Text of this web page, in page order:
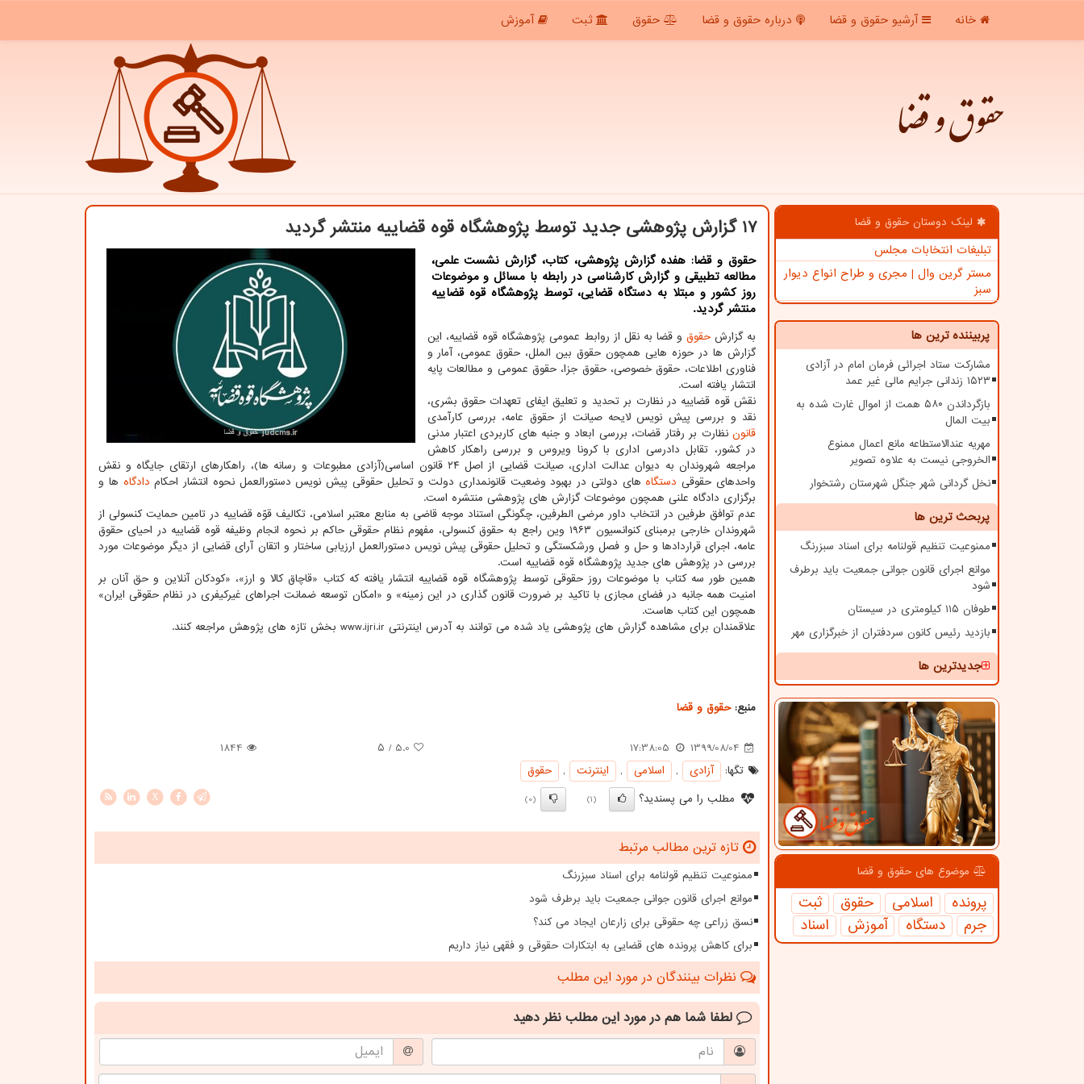
خانه آرشیو حقوق و قضا درباره حقوق و قضا حقوق ثبت آموزش
حقوق و قضا
لینک دوستان حقوق و قضا
تبلیغات انتخابات مجلس
مستر گرین وال | مجری و طراح انواع دیوار
سبز
پربیننده ترین ها
مشارکت ستاد اجرائی فرمان امام در آزادی
۱۵۲۳ زندانی جرایم مالی غیر عمد
بازگرداندن ۵۸۰ همت از اموال غارت شده به
بیت المال
مهریه عندالاستطاعه مانع اعمال ممنوع
الخروجی نیست به علاوه تصویر
نخل گردانی شهر جنگل شهرستان رشتخوار
پربحث ترین ها
ممنوعیت تنظیم قولنامه برای اسناد سبزرنگ
موانع اجرای قانون جوانی جمعیت باید برطرف
شود
طوفان ۱۱۵ کیلومتری در سیستان
بازدید رئیس کانون سردفتران از خبرگزاری مهر
جدیدترین ها
موضوع های حقوق و قضا
پرونده اسلامی حقوق
ثبت
جرم
دستگاه آموزش اسناد
17 گزارش پژوهشی جدید توسط پژوهشگاه قوه قضاییه منتشر گردید
حقوق و قضا: هفده گزارش پژوهشی، كتاب، گزارش نشست علمی،
مطالعه تطبیقی و گزارش كارشناسی در رابطه با مسائل و موضوعات
روز كشور و مبتلا به دستگاه قضایی، توسط پژوهشگاه قوه قضاییه
منتشر گردید.
به گزارشحقوق و قضا به نقل از روابط عمومی پژوهشگاه قوه قضاییه، این
گزارش ها در حوزه هایی همچون حقوق بین الملل، حقوق عمومی، آمار و
فناوری اطلاعات، حقوق خصوصی، حقوق جزا، حقوق عمومی و مطالعات پایه
انتشار یافته است.
نقش قوه قضاییه در نظارت بر تحدید و تعلیق ایفای تعهدات حقوق بشری،
نقد و بررسی پیش نویس لایحه صیانت از حقوق عامه، بررسی کارآمدی
قانون نظارت بر رفتار قضات، بررسی ابعاد و جنبه های کاربردی اعتبار مدنی
در کشور، تقابل دادرسی اداری با کرونا ویروس و بررسی راهکار کاهش
مراجعه شهروندان به دیوان عدالت اداری، صیانت قضایی از اصل ۲۴ قانون اساسی(آزادی مطبوعات و رسانه ها)، راهکارهای ارتقای جایگاه و نقش
واحدهای حقوقی دستگاه های دولتی در بهبود وضعیت قانونمداری دولت و تحلیل حقوقی پیش نویس دستورالعمل نحوه انتشار احکام دادگاه ها و
برگزاری دادگاه علنی همچون موضوعات گزارش های پژوهشی منتشره است.
عدم توافق طرفین در انتخاب داور مرضی الطرفین، چگونگی استناد موجه قاضی به منابع معتبر اسلامی، تکالیف قوّه قضاییه در تامین حمایت کنسولی از
شهروندان خارجی برمبنای کنوانسیون ۱۹۶۳ وین راجع به حقوق کنسولی، مفهوم نظام حقوقی حاکم بر نحوه انجام وظیفه قوه قضاییه در احیای حقوق
عامه، اجرای قراردادها و حل و فصل ورشکستگی و تحلیل حقوقی پیش نویس دستورالعمل ارزیابی ساختار و اتقان آرای قضایی از دیگر موضوعات مورد
بررسی در پژوهش های جدید پژوهشگاه قوه قضاییه است.
همین طور سه کتاب با موضوعات روز حقوقی توسط پژوهشگاه قوه قضاییه انتشار یافته که کتاب «قاچاق کالا و ارز»، «کودکان آنلاین و حق آنان بر
امنیت همه جانبه در فضای مجازی با تاکید بر ضرورت قانون گذاری در این زمینه» و «امکان توسعه ضمانت اجراهای غیرکیفری در نظام حقوقی ایران»
همچون این کتاب هاست.
علاقمندان برای مشاهده گزارش های پژوهشی یاد شده می توانند به آدرس اینترنتی www.ijri.ir بخش تازه های پژوهش مراجعه کنند.
منبع:حقوق و قضا
1399/08/04
17:38:05
5.0 / ۵
1844
تگها:
آزادی , اسلامی , اینترنت ,
حقوق
مطلب را می پسندید؟
(1)
(0)
X
تازه ترین مطالب مرتبط
ممنوعیت تنظیم قولنامه برای اسناد سبزرنگ
موانع اجرای قانون جوانی جمعیت باید برطرف شود
نسق زراعی چه حقوقی برای زارعان ایجاد می کند؟
برای کاهش پرونده های قضایی به ابتکارات حقوقی و فقهی نیاز داریم
نظرات بینندگان در مورد این مطلب
لطفا شما هم در مورد این مطلب نظر دهید